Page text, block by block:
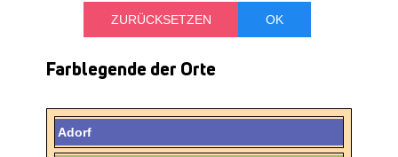
Farblegende der Orte
Adorf